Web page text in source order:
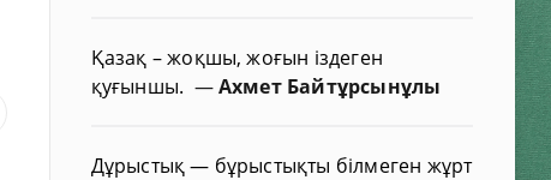
Қазақ – жоқшы, жоғын іздеген
қуғыншы. —Ахмет Байтұрсынұлы
Дұрыстық — бұрыстықты білмеген жұрт